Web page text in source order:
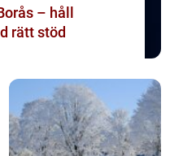
– håll
rätt stöd